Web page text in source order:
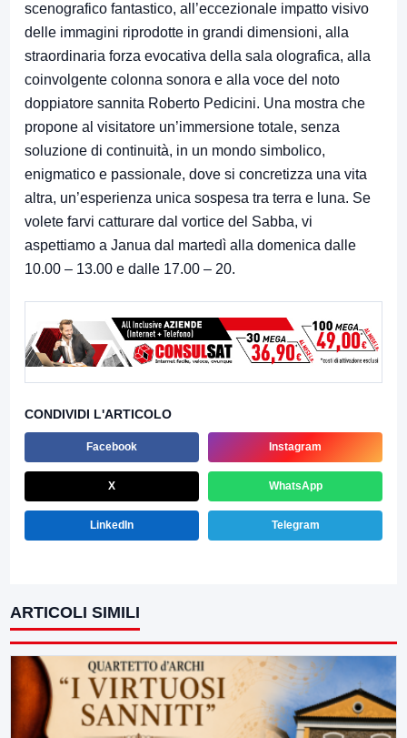
scenografico fantastico, all’eccezionale impatto visivo
delle immagini riprodotte in grandi dimensioni, alla
straordinaria forza evocativa della sala olografica, alla
coinvolgente colonna sonora e alla voce del noto
doppiatore sannita Roberto Pedicini. Una mostra che
propone al visitatore un’immersione totale, senza
soluzione di continuità, in un mondo simbolico,
enigmatico e passionale, dove si concretizza una vita
altra, un’esperienza unica sospesa tra terra e luna. Se
volete farvi catturare dal vortice del Sabba, vi
aspettiamo a Janua dal martedì alla domenica dalle
10.00 – 13.00 e dalle 17.00 – 20.
CONDIVIDI L'ARTICOLO
Facebook Instagram
X WhatsApp
LinkedIn Telegram
ARTICOLI SIMILI